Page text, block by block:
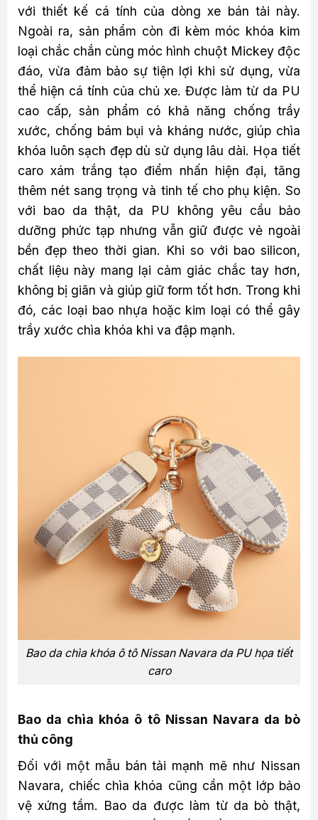
với thiết kế cá tính của dòng xe bán tải này.
Ngoài ra, sản phẩm còn đi kèm móc khóa kim
loại chắc chắn cùng móc hình chuột Mickey độc
đáo, vừa đảm bảo sự tiện lợi khi sử dụng, vừa
thể hiện cá tính của chủ xe. Được làm từ da PU
cao cấp, sản phẩm có khả năng chống trầy
xước, chống bám bụi và kháng nước, giúp chìa
khóa luôn sạch đẹp dù sử dụng lâu dài. Họa tiết
caro xám trắng tạo điểm nhấn hiện đại, tăng
thêm nét sang trọng và tinh tế cho phụ kiện. So
với bao da thật, da PU không yêu cầu bảo
dưỡng phức tạp nhưng vẫn giữ được vẻ ngoài
bền đẹp theo thời gian. Khi so với bao silicon,
chất liệu này mang lại cảm giác chắc tay hơn,
không bị giãn và giúp giữ form tốt hơn. Trong khi
đó, các loại bao nhựa hoặc kim loại có thể gây
trầy xước chìa khóa khi va đập mạnh.
Bao da chìa khóa ô tô Nissan Navara da PU họa tiết
caro
Bao da chìa khóa ô tô Nissan Navara da bò
thủ công
Đối với một mẫu bán tải mạnh mẽ như Nissan
Navara, chiếc chìa khóa cũng cần một lớp bảo
vệ xứng tầm. Bao da được làm từ da bò thật,